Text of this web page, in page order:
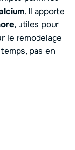
. Il apporte
, utiles pour
le remodelage
pas en